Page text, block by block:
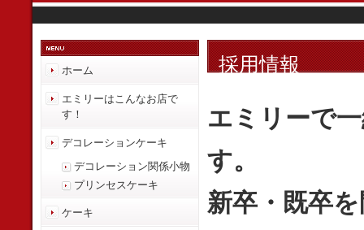
採用情報
エミリーで
す。
新卒・既卒
ホーム
エミリーはこんなお店で
す！
デコレーションケーキ
デコレーション関係小物
プリンセスケーキ
ケーキ